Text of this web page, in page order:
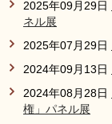
2025年09月29日
ネル展
2025年07月29日
2024年09月13日
2024年08月28日
権」パネル展